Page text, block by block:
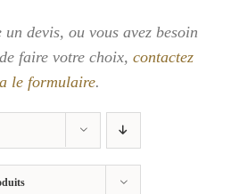
un devis, ou vous avez besoin
faire votre choix, contactez
le formulaire.